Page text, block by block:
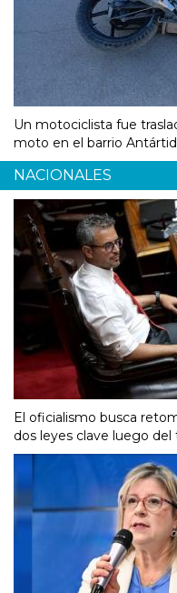
Un motociclista fue
moto en el barrio
NACIONALES
El oficialismo busca
dos leyes clave luego del